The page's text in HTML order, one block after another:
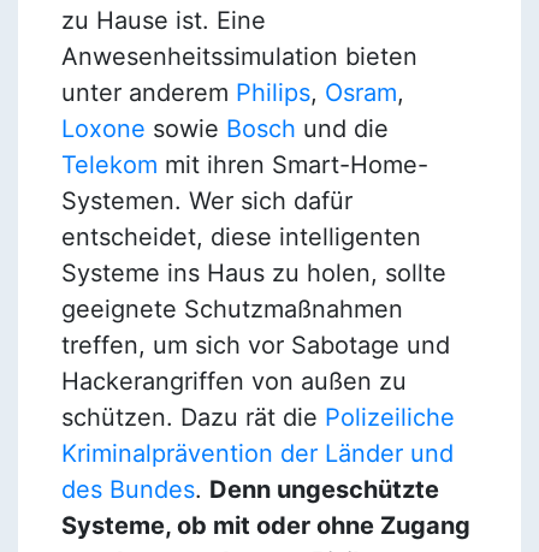
zu Hause ist. Eine
Anwesenheitssimulation bieten
unter anderem Philips, Osram,
Loxone sowie Bosch und die
Telekom mit ihren Smart-Home-
Systemen. Wer sich dafür
entscheidet, diese intelligenten
Systeme ins Haus zu holen, sollte
geeignete Schutzmaßnahmen
treffen, um sich vor Sabotage und
Hackerangriffen von außen zu
schützen. Dazu rät die Polizeiliche
Kriminalprävention der Länder und
des Bundes. Denn ungeschützte
Systeme, ob mit oder ohne Zugang